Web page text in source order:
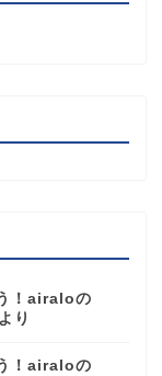
！airaloの
より
！airaloの